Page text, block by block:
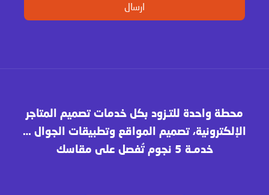
محطة واحدة للتـزود بكل خدمات تصميم المتاجر
الإلكترونية، تصميم المواقع وتطبيقات الجوال …
خدمـة 5 نجوم تُفصل على مقاسك